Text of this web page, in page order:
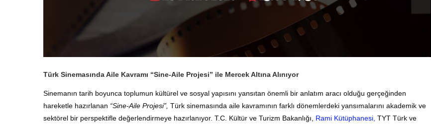
Türk Sinemasında Aile Kavramı “Sine-Aile Projesi” ile Mercek Altına Alınıyor
Sinemanın tarih boyunca toplumun kültürel ve sosyal yapısını yansıtan önemli bir anlatım aracı olduğu gerçeğinden
hareketle hazırlanan “Sine-Aile Projesi”, Türk sinemasında aile kavramının farklı dönemlerdeki yansımalarını akademik ve
sektörel bir perspektifle değerlendirmeye hazırlanıyor. T.C. Kültür ve Turizm Bakanlığı, Rami Kütüphanesi, TYT Türk ve